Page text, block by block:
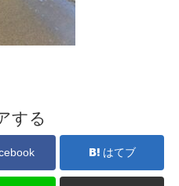
する
はてブ